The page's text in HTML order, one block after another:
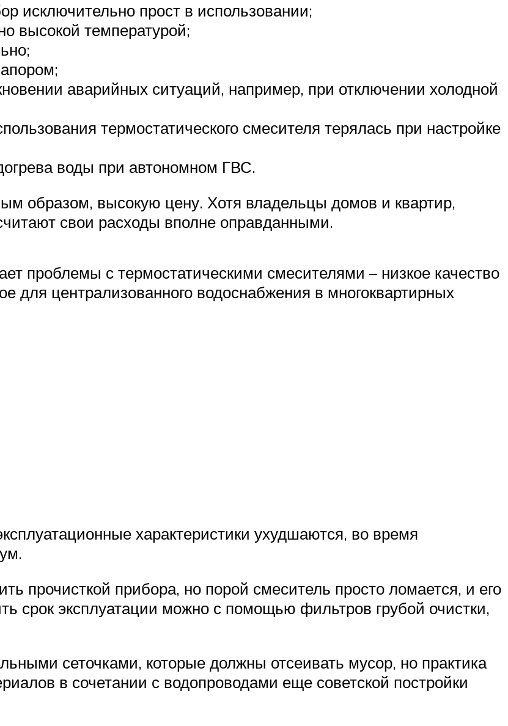
исключительно прост в использовании;
высокой температурой;
аварийных ситуаций, например, при отключении холодной
термостатического смесителя терялась при настройке
воды при автономном ГВС.
образом, высокую цену. Хотя владельцы домов и квартир,
свои расходы вполне оправданными.
проблемы с термостатическими смесителями – низкое качество
для централизованного водоснабжения в многоквартирных
характеристики ухудшаются, во время
прочисткой прибора, но порой смеситель просто ломается, и его
срок эксплуатации можно с помощью фильтров грубой очистки,
сеточками, которые должны отсеивать мусор, но практика
в сочетании с водопроводами еще советской постройки